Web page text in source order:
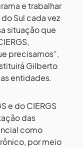
e trabalhar
Sul cada vez
situação que
precisamos”,
Gilberto
entidades.
e do CIERGS
das
como
por meio